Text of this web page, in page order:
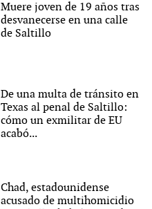
Muere joven de 19 años tras
desvanecerse en una calle
de Saltillo
De una multa de tránsito en
Texas al penal de Saltillo:
cómo un exmilitar de EU
acabó...
Chad, estadounidense
acusado de multihomicidio